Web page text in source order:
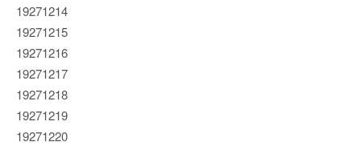
19271214
19271215
19271216
19271217
19271218
19271219
19271220